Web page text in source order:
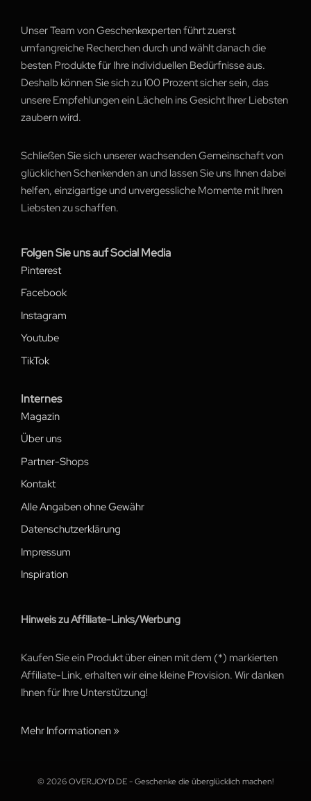
Unser Team von Geschenkexperten führt zuerst
umfangreiche Recherchen durch und wählt danach die
besten Produkte für Ihre individuellen Bedürfnisse aus.
Deshalb können Sie sich zu 100 Prozent sicher sein, das
unsere Empfehlungen ein Lächeln ins Gesicht Ihrer Liebsten
zaubern wird.
Schließen Sie sich unserer wachsenden Gemeinschaft von
glücklichen Schenkenden an und lassen Sie uns Ihnen dabei
helfen, einzigartige und unvergessliche Momente mit Ihren
Liebsten zu schaffen.
Folgen Sie uns auf Social Media
Pinterest
Facebook
Instagram
Youtube
TikTok
Internes
Magazin
Über uns
Partner-Shops
Kontakt
Alle Angaben ohne Gewähr
Datenschutzerklärung
Impressum
Inspiration
Hinweis zu Affiliate-Links/Werbung
Kaufen Sie ein Produkt über einen mit dem (*) markierten
Affiliate-Link, erhalten wir eine kleine Provision. Wir danken
Ihnen für Ihre Unterstützung!
Mehr Informationen »
© 2026 OVERJOYD.DE - Geschenke die überglücklich machen!